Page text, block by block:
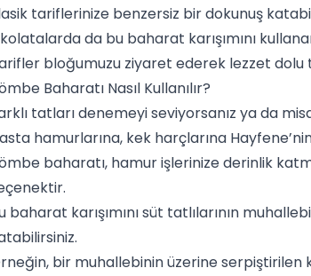
tariflerinize benzersiz bir dokunuş
da bu baharat karışımını
bloğumuzu ziyaret ederek lezzet dolu
Baharatı Nasıl Kullanılır?
tatları denemeyi seviyorsanız ya da
hamurlarına, kek harçlarına
baharatı, hamur işlerinize derinlik
baharat karışımını süt tatlılarının
bir muhallebinin üzerine serpiştirilen